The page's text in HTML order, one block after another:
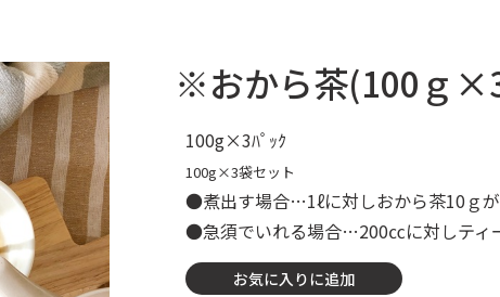
※おから茶(100ｇ×3
100g×3ﾊﾟｯｸ
100g×3袋セット
●煮出す場合…1ℓに対しおから茶10ｇが
●急須でいれる場合…200㏄に対しティ
お気に入りに追加